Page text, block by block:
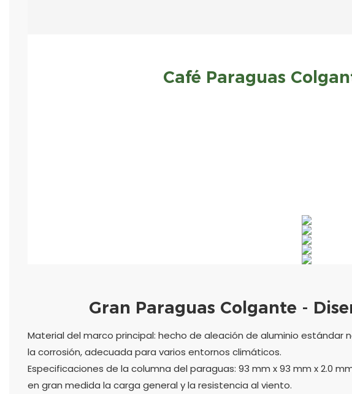
Café Paraguas
Gran Paraguas Colgante -
Material del marco principal: hecho de aleación de aluminio estándar
la corrosión, adecuada para varios entornos climáticos.
Especificaciones de la columna del paraguas: 93 mm x 93 mm x 2.0
en gran medida la carga general y la resistencia al viento.